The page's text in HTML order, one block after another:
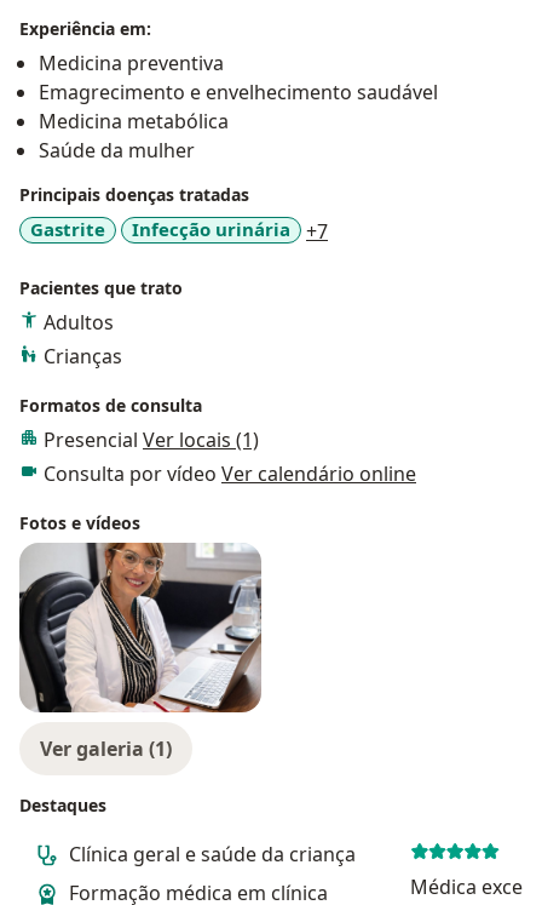
Experiência em:
Medicina preventiva
Emagrecimento e envelhecimento saudável
Medicina metabólica
Saúde da mulher
Principais doenças tratadas
Gastrite Infecção urinária +7a11y_sr_more_diseases
Pacientes que trato
Adultos
Crianças
Formatos de consulta
Presencial Ver locais (1)
Consulta por vídeo Ver calendário online
Fotos e vídeos
Ver galeria (1)
Destaques
Clínica geral e saúde da criança
Formação médica em clínica
Médica